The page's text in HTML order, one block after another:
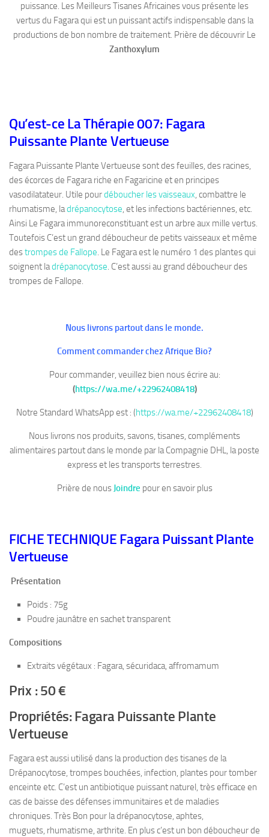
puissance. Les Meilleurs Tisanes Africaines vous présente les
vertus du Fagara qui est un puissant actifs indispensable dans la
productions de bon nombre de traitement. Prière de découvrir Le
Zanthoxylum
Qu’est-ce La Thérapie 007: Fagara
Puissante Plante Vertueuse
Fagara Puissante Plante Vertueuse sont des feuilles, des racines,
des écorces de Fagara riche en Fagaricine et en principes
vasodilatateur. Utile pourdéboucher les vaisseaux, combattre le
rhumatisme, ladrépanocytose, et les infections bactériennes, etc.
Ainsi Le Fagara immunoreconstituant est un arbre aux mille vertus.
Toutefois C’est un grand déboucheur de petits vaisseaux et même
destrompes de Fallope. Le Fagara est le numéro 1 des plantes qui
soignent ladrépanocytose. C’est aussi au grand déboucheur des
trompes de Fallope.
Nous livrons partout dans le monde.
Comment commander chez Afrique Bio?
Pour commander, veuillez bien nous écrire au:
(https://wa.me/+22962408418)
Notre Standard WhatsApp est : (https://wa.me/+22962408418)
Nous livrons nos produits, savons, tisanes, compléments
alimentaires partout dans le monde par la Compagnie DHL, la poste
express et les transports terrestres.
Prière de nous Joindre pour en savoir plus
FICHE TECHNIQUE Fagara Puissant Plante
Vertueuse
Présentation
Poids : 75g
Poudre jaunâtre en sachet transparent
Compositions
Extraits végétaux : Fagara, sécuridaca, affromamum
Prix : 50 €
Propriétés: Fagara Puissante Plante
Vertueuse
Fagara est aussi utilisé dans la production des tisanes de la
Drépanocytose, trompes bouchées, infection, plantes pour tomber
enceinte etc. C’est un antibiotique puissant naturel, très efficace en
cas de baisse des défenses immunitaires et de maladies
chroniques. Très Bon pour la drépanocytose, aphtes,
muguets, rhumatisme, arthrite. En plus c’est un bon déboucheur de